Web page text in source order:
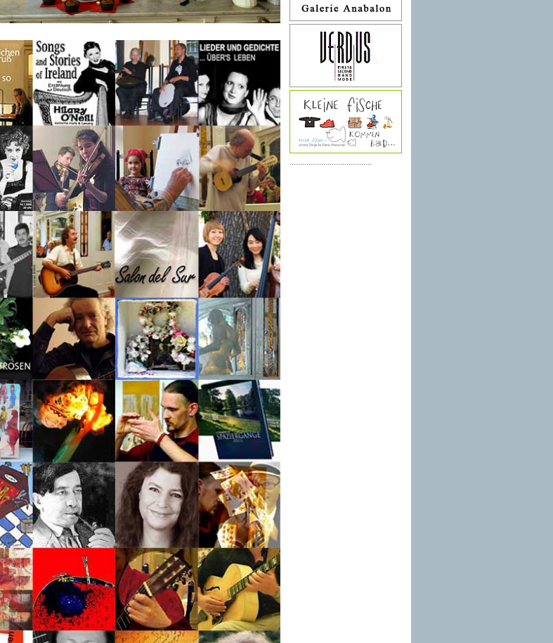
.......................................